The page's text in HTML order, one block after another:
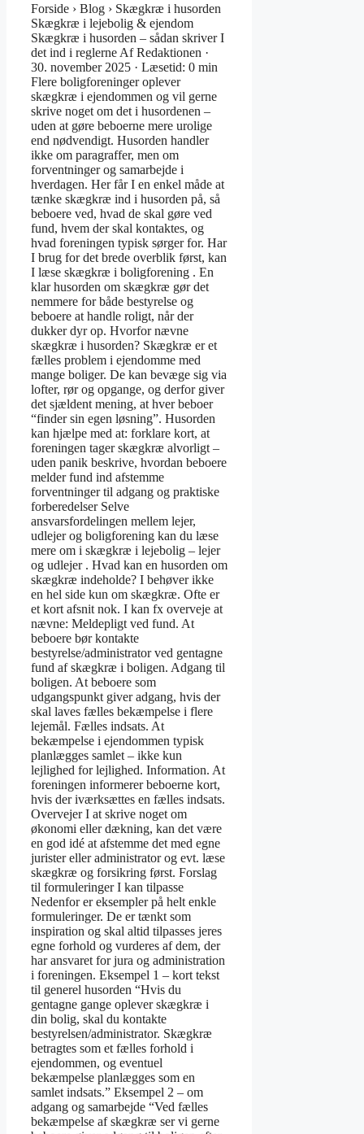
Forside › Blog › Skægkræ i husorden
Skægkræ i lejebolig & ejendom
Skægkræ i husorden – sådan skriver I
det ind i reglerne Af Redaktionen ·
30. november 2025 · Læsetid: 0 min
Flere boligforeninger oplever
skægkræ i ejendommen og vil gerne
skrive noget om det i husordenen –
uden at gøre beboerne mere urolige
end nødvendigt. Husorden handler
ikke om paragraffer, men om
forventninger og samarbejde i
hverdagen. Her får I en enkel måde at
tænke skægkræ ind i husorden på, så
beboere ved, hvad de skal gøre ved
fund, hvem der skal kontaktes, og
hvad foreningen typisk sørger for. Har
I brug for det brede overblik først, kan
I læse skægkræ i boligforening . En
klar husorden om skægkræ gør det
nemmere for både bestyrelse og
beboere at handle roligt, når der
dukker dyr op. Hvorfor nævne
skægkræ i husorden? Skægkræ er et
fælles problem i ejendomme med
mange boliger. De kan bevæge sig via
lofter, rør og opgange, og derfor giver
det sjældent mening, at hver beboer
“finder sin egen løsning”. Husorden
kan hjælpe med at: forklare kort, at
foreningen tager skægkræ alvorligt –
uden panik beskrive, hvordan beboere
melder fund ind afstemme
forventninger til adgang og praktiske
forberedelser Selve
ansvarsfordelingen mellem lejer,
udlejer og boligforening kan du læse
mere om i skægkræ i lejebolig – lejer
og udlejer . Hvad kan en husorden om
skægkræ indeholde? I behøver ikke
en hel side kun om skægkræ. Ofte er
et kort afsnit nok. I kan fx overveje at
nævne: Meldepligt ved fund. At
beboere bør kontakte
bestyrelse/administrator ved gentagne
fund af skægkræ i boligen. Adgang til
boligen. At beboere som
udgangspunkt giver adgang, hvis der
skal laves fælles bekæmpelse i flere
lejemål. Fælles indsats. At
bekæmpelse i ejendommen typisk
planlægges samlet – ikke kun
lejlighed for lejlighed. Information. At
foreningen informerer beboerne kort,
hvis der iværksættes en fælles indsats.
Overvejer I at skrive noget om
økonomi eller dækning, kan det være
en god idé at afstemme det med egne
jurister eller administrator og evt. læse
skægkræ og forsikring først. Forslag
til formuleringer I kan tilpasse
Nedenfor er eksempler på helt enkle
formuleringer. De er tænkt som
inspiration og skal altid tilpasses jeres
egne forhold og vurderes af dem, der
har ansvaret for jura og administration
i foreningen. Eksempel 1 – kort tekst
til generel husorden “Hvis du
gentagne gange oplever skægkræ i
din bolig, skal du kontakte
bestyrelsen/administrator. Skægkræ
betragtes som et fælles forhold i
ejendommen, og eventuel
bekæmpelse planlægges som en
samlet indsats.” Eksempel 2 – om
adgang og samarbejde “Ved fælles
bekæmpelse af skægkræ ser vi gerne